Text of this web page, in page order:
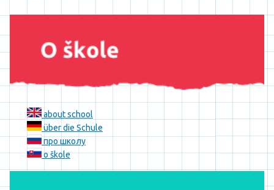
about school
über die Schule
про школу
o škole